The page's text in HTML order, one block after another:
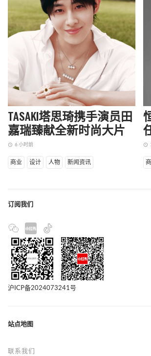
TASAKI塔思琦携手演员田
嘉瑞臻献全新时尚大片
access_time 6 小时前
商业 设计 人物 新闻资讯
access_time
订阅我们
沪ICP备2024073241号
站点地图
联系我们